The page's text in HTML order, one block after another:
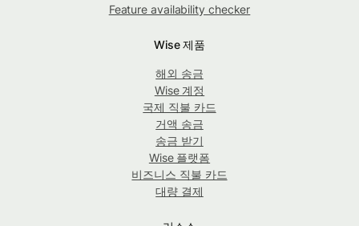
Feature availability checker
Wise 제품
해외 송금
Wise 계정
국제 직불 카드
거액 송금
송금 받기
Wise 플랫폼
비즈니스 직불 카드
대량 결제